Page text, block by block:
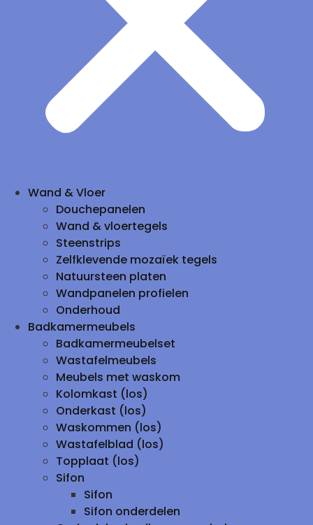
Wand & Vloer
Douchepanelen
Wand & vloertegels
Steenstrips
Zelfklevende mozaïek tegels
Natuursteen platen
Wandpanelen profielen
Onderhoud
Badkamermeubels
Badkamermeubelset
Wastafelmeubels
Meubels met waskom
Kolomkast (los)
Onderkast (los)
Waskommen (los)
Wastafelblad (los)
Topplaat (los)
Sifon
Sifon
Sifon onderdelen